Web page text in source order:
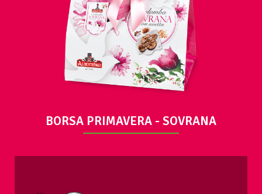
VISUALIZZA
BORSA PRIMAVERA - SOVRANA